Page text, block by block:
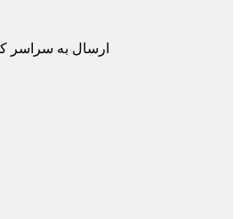
ارسال به سراسر کشور